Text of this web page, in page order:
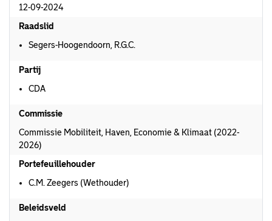
12-09-2024
Raadslid
Segers-Hoogendoorn, R.G.C.
Partij
CDA
Commissie
Commissie Mobiliteit, Haven, Economie & Klimaat (2022-
2026)
Portefeuillehouder
C.M. Zeegers (Wethouder)
Beleidsveld